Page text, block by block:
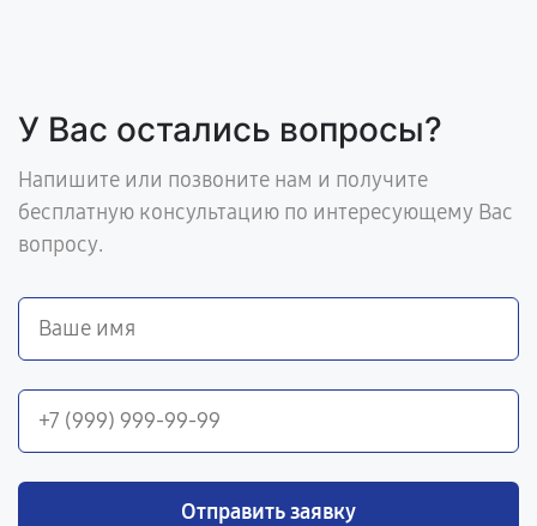
У Вас остались вопросы?
Напишите или позвоните нам и получите
бесплатную консультацию по интересующему Вас
вопросу.
Отправить заявку